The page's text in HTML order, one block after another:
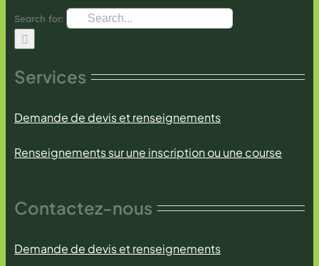
Search for:
Services
Demande de devis et renseignements
Renseignements sur une inscription ou une course
Contactez-nous
Demande de devis et renseignements